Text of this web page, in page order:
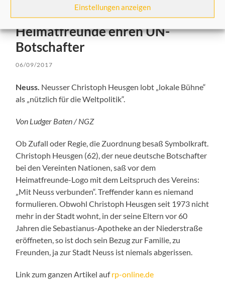
Einstellungen anzeigen
Heimatfreunde ehren UN-
Botschafter
06/09/2017
Neuss. Neusser Christoph Heusgen lobt „lokale Bühne“
als „nützlich für die Weltpolitik“.
Von Ludger Baten / NGZ
Ob Zufall oder Regie, die Zuordnung besaß Symbolkraft.
Christoph Heusgen (62), der neue deutsche Botschafter
bei den Vereinten Nationen, saß vor dem
Heimatfreunde-Logo mit dem Leitspruch des Vereins:
„Mit Neuss verbunden“. Treffender kann es niemand
formulieren. Obwohl Christoph Heusgen seit 1973 nicht
mehr in der Stadt wohnt, in der seine Eltern vor 60
Jahren die Sebastianus-Apotheke an der Niederstraße
eröffneten, so ist doch sein Bezug zur Familie, zu
Freunden, ja zur Stadt Neuss ist niemals abgerissen.
Link zum ganzen Artikel aufrp-online.de